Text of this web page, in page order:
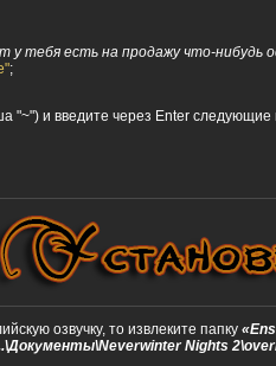
у тебя есть на продажу что-нибудь
;
"~") и введите через Enter
озвучку, то извлеките папку
Nights